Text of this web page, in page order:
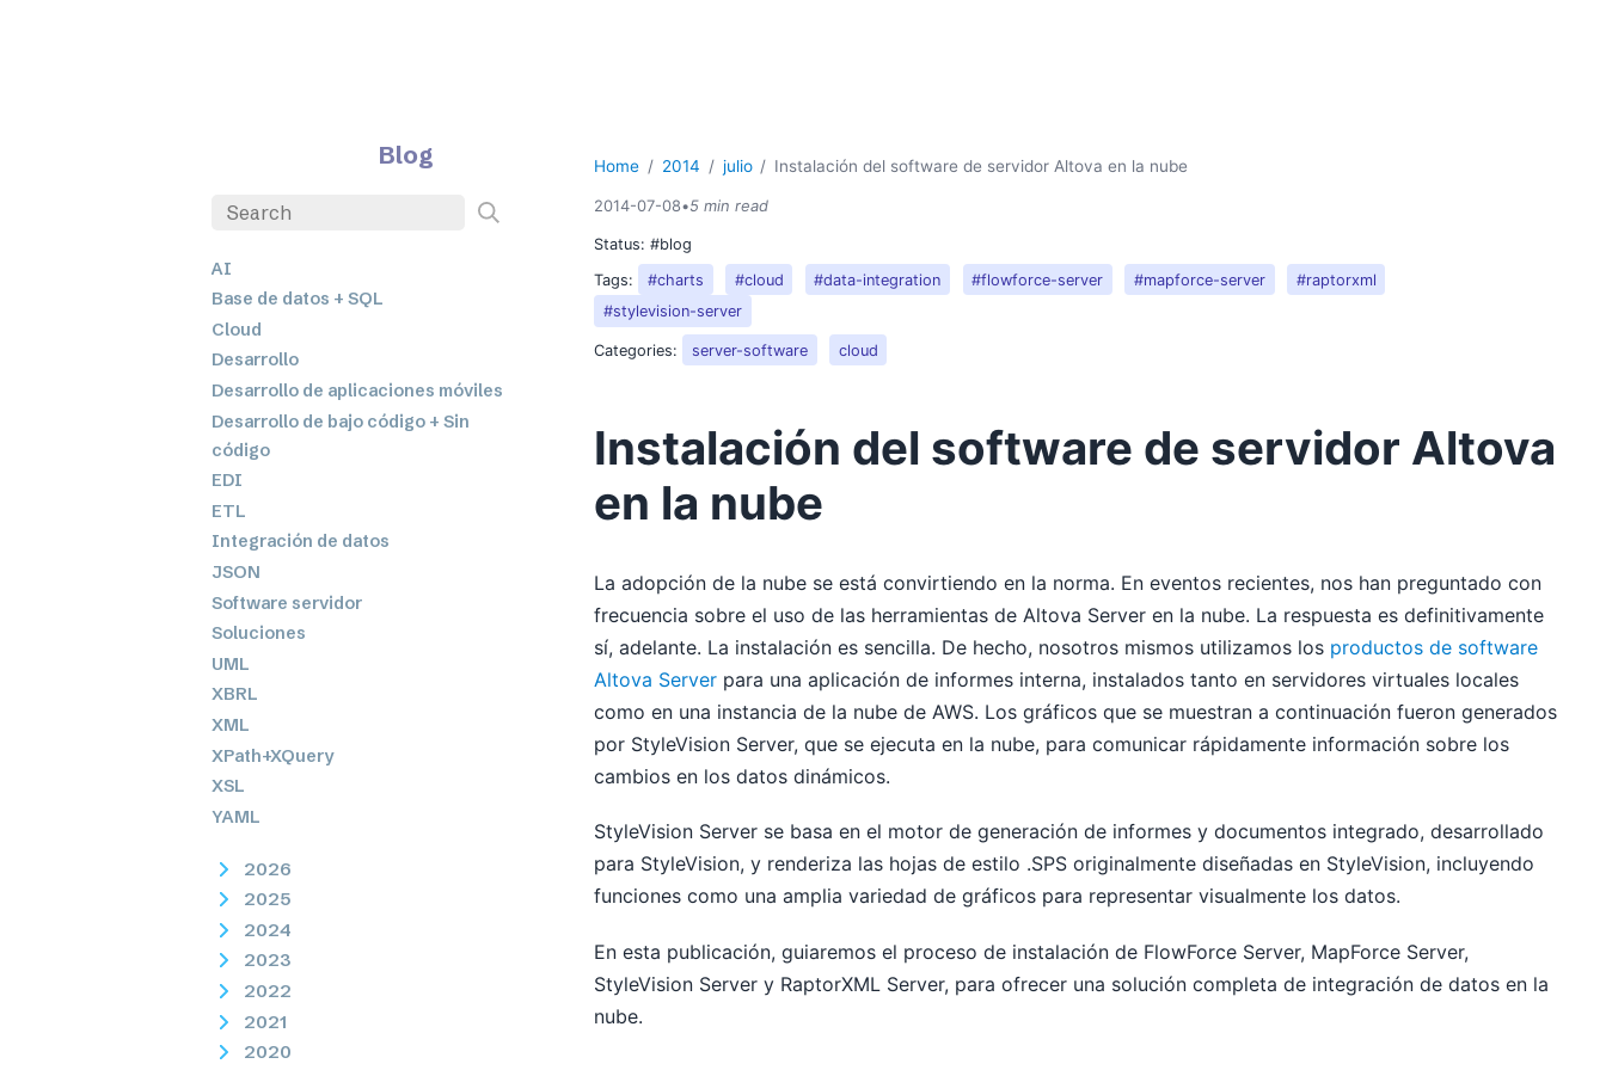
Blog
AI
Base de datos + SQL
Cloud
Desarrollo
Desarrollo de aplicaciones móviles
Desarrollo de bajo código + Sin
código
EDI
ETL
Integración de datos
JSON
Software servidor
Soluciones
UML
XBRL
XML
XPath+XQuery
XSL
YAML
2026
2025
2024
2023
2022
2021
2020
Home 2014 julio Instalación del software de servidor Altova en la nube
2014-07-08•5 min read
Status:#blog
Tags:
#charts #cloud #data-integration #flowforce-server #mapforce-server
#raptorxml
#stylevision-server
Categories: server-software cloud
Instalación del software de servidor Altova
en la nube
La adopción de la nube se está convirtiendo en la norma. En eventos recientes, nos han preguntado con
frecuencia sobre el uso de las herramientas de Altova Server en la nube. La respuesta es definitivamente
sí, adelante. La instalación es sencilla. De hecho, nosotros mismos utilizamos los productos de software
Altova Server para una aplicación de informes interna, instalados tanto en servidores virtuales locales
como en una instancia de la nube de AWS. Los gráficos que se muestran a continuación fueron generados
por StyleVision Server, que se ejecuta en la nube, para comunicar rápidamente información sobre los
cambios en los datos dinámicos.
StyleVision Server se basa en el motor de generación de informes y documentos integrado, desarrollado
para StyleVision, y renderiza las hojas de estilo .SPS originalmente diseñadas en StyleVision, incluyendo
funciones como una amplia variedad de gráficos para representar visualmente los datos.
En esta publicación, guiaremos el proceso de instalación de FlowForce Server, MapForce Server,
StyleVision Server y RaptorXML Server, para ofrecer una solución completa de integración de datos en la
nube.